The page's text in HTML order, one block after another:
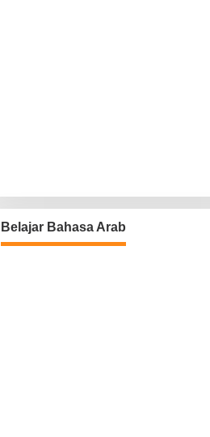
Belajar Bahasa Arab